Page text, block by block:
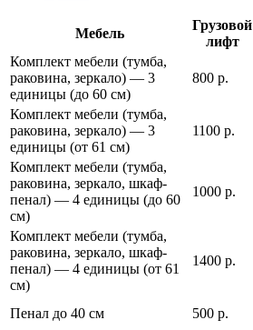
Мебель
Грузовой
лифт
Комплект мебели (тумба,
раковина, зеркало) — 3
единицы (до 60 см)
800 р.
Комплект мебели (тумба,
раковина, зеркало) — 3
единицы (от 61 см)
1100 р.
Комплект мебели (тумба,
раковина, зеркало, шкаф-
пенал) — 4 единицы (до 60
см)
1000 р.
Комплект мебели (тумба,
раковина, зеркало, шкаф-
пенал) — 4 единицы (от 61
см)
1400 р.
Пенал до 40 см 500 р.